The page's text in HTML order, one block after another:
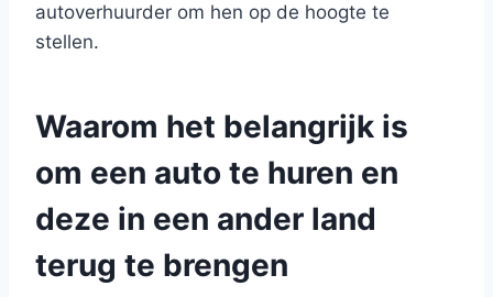
autoverhuurder om hen op de hoogte te
stellen.
Waarom het belangrijk is
om een auto te huren en
deze in een ander land
terug te brengen